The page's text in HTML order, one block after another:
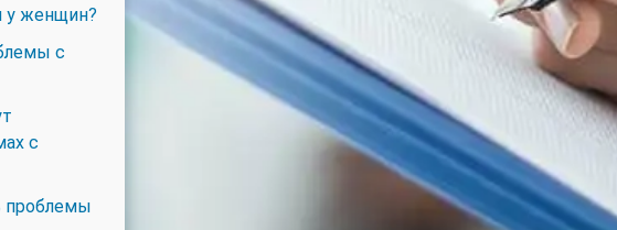
у женщин?
с
с
проблемы